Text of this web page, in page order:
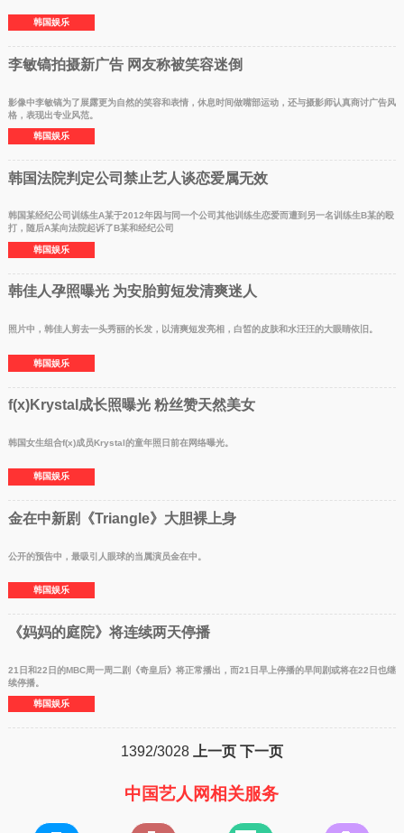
韩国娱乐
李敏镐拍摄新广告 网友称被笑容迷倒
影像中李敏镐为了展露更为自然的笑容和表情，休息时间做嘴部运动，还与摄影师认真商讨广告风
格，表现出专业风范。
韩国娱乐
韩国法院判定公司禁止艺人谈恋爱属无效
韩国某经纪公司训练生A某于2012年因与同一个公司其他训练生恋爱而遭到另一名训练生B某的殴
打，随后A某向法院起诉了B某和经纪公司
韩国娱乐
韩佳人孕照曝光 为安胎剪短发清爽迷人
照片中，韩佳人剪去一头秀丽的长发，以清爽短发亮相，白皙的皮肤和水汪汪的大眼睛依旧。
韩国娱乐
f(x)Krystal成长照曝光 粉丝赞天然美女
韩国女生组合f(x)成员Krystal的童年照日前在网络曝光。
韩国娱乐
金在中新剧《Triangle》大胆裸上身
公开的预告中，最吸引人眼球的当属演员金在中。
韩国娱乐
《妈妈的庭院》将连续两天停播
21日和22日的MBC周一周二剧《奇皇后》将正常播出，而21日早上停播的早间剧或将在22日也继
续停播。
韩国娱乐
1392/3028 上一页 下一页
中国艺人网相关服务